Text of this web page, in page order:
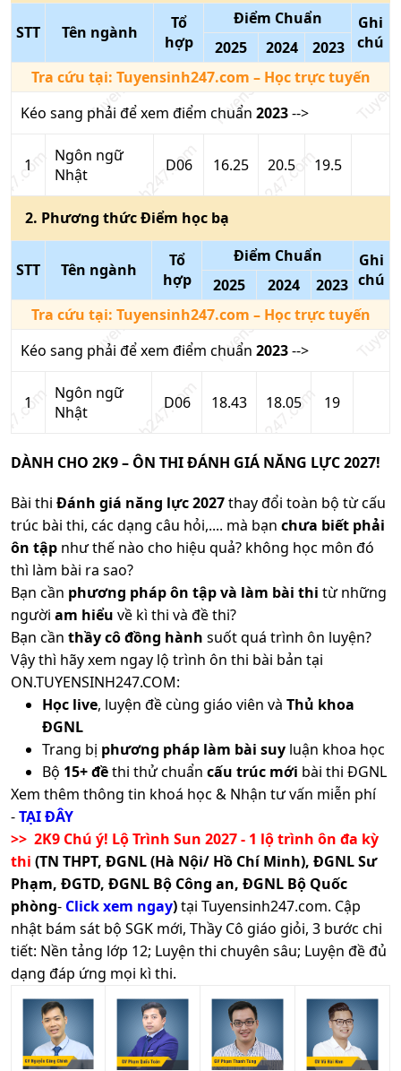
STT Tên ngành
Tổ
hợp
Điểm Chuẩn
Ghi
chú
2025 2024
2023
Tra cứu tại: Tuyensinh247.com – Học trực tuyến
Kéo sang phải để xem điểm chuẩn 2023-->
1
Ngôn ngữ
Nhật
D06 16.25 20.5 19.5
2. Phương thứcĐiểm học bạ
STT Tên ngành
Tổ
hợp
Điểm Chuẩn
Ghi
chú
2025 2024
2023
Tra cứu tại: Tuyensinh247.com – Học trực tuyến
Kéo sang phải để xem điểm chuẩn 2023-->
1
Ngôn ngữ
Nhật
D06 18.43 18.05 19
DÀNH CHO 2K9 – ÔN THI ĐÁNH GIÁ NĂNG LỰC 2027!
Bài thi Đánh giá năng lực 2027thay đổi toàn bộ từ cấu
trúc bài thi, các dạng câu hỏi,.... mà bạn chưa biết phải
ôn tập như thế nào cho hiệu quả? không học môn đó
thì làm bài ra sao?
Bạn cần phương pháp ôn tập và làm bài thi từ những
người am hiểu về kì thi và đề thi?
Bạn cần thầy cô đồng hành suốt quá trình ôn luyện?
Vậy thì hãy xem ngay lộ trình ôn thi bài bản tại
ON.TUYENSINH247.COM:
Học live, luyện đề cùng giáo viên và Thủ khoa
ĐGNL
Trang bị phương pháp làm bài suy luận khoa học
Bộ 15+ đềthi thử chuẩn cấu trúc mới bài thi ĐGNL
Xem thêm thông tin khoá học & Nhận tư vấn miễn phí
-TẠI ĐÂY
>> 2K9 Chú ý! Lộ Trình Sun 2027 - 1 lộ trình ôn đa kỳ
thi (TN THPT, ĐGNL (Hà Nội/ Hồ Chí Minh), ĐGNL Sư
Phạm, ĐGTD, ĐGNL Bộ Công an, ĐGNL Bộ Quốc
phòng- Click xem ngay)tại Tuyensinh247.com. Cập
nhật bám sát bộ SGK mới, Thầy Cô giáo giỏi, 3 bước chi
tiết: Nền tảng lớp 12; Luyện thi chuyên sâu; Luyện đề đủ
dạng đáp ứng mọi kì thi.